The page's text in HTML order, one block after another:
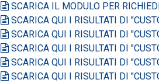
SCARICA IL MODULO PER
SCARICA QUI I RISULTATI DI
SCARICA QUI I RISULTATI DI
SCARICA QUI I RISULTATI DI
SCARICA QUI I RISULTATI DI
SCARICA QUI I RISULTATI DI